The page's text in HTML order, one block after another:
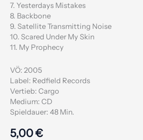
7. Yesterdays Mistakes
8. Backbone
9. Satellite Transmitting Noise
10. Scared Under My Skin
11. My Prophecy
VÖ: 2005
Label: Redfield Records
Vertieb: Cargo
Medium: CD
Spieldauer: 48 Min.
5,00€